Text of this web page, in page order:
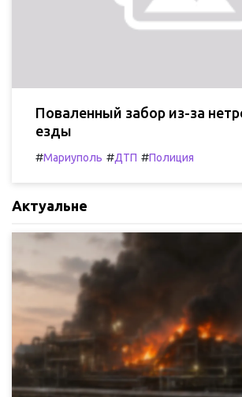
Поваленный забор из-за
езды
#Мариуполь #ДТП #Полиция
Актуальне